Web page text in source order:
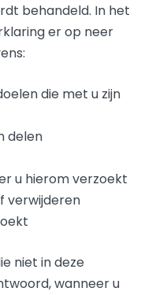
behandeld. In het
er op neer
die met u zijn
delen
u hierom verzoekt
verwijderen
niet in deze
wanneer u